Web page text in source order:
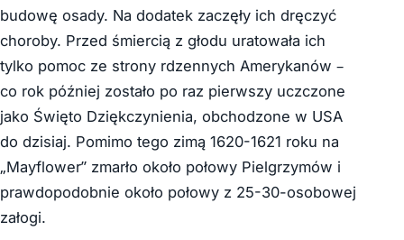
budowę osady. Na dodatek zaczęły ich dręczyć
choroby. Przed śmiercią z głodu uratowała ich
tylko pomoc ze strony rdzennych Amerykanów –
co rok później zostało po raz pierwszy uczczone
jako Święto Dziękczynienia, obchodzone w USA
do dzisiaj. Pomimo tego zimą 1620-1621 roku na
„Mayflower” zmarło około połowy Pielgrzymów i
prawdopodobnie około połowy z 25-30-osobowej
załogi.